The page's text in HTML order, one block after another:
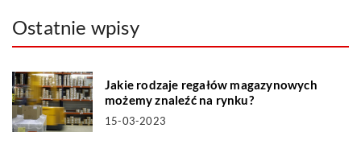
Ostatnie wpisy
Jakie rodzaje regałów magazynowych
możemy znaleźć na rynku?
15-03-2023